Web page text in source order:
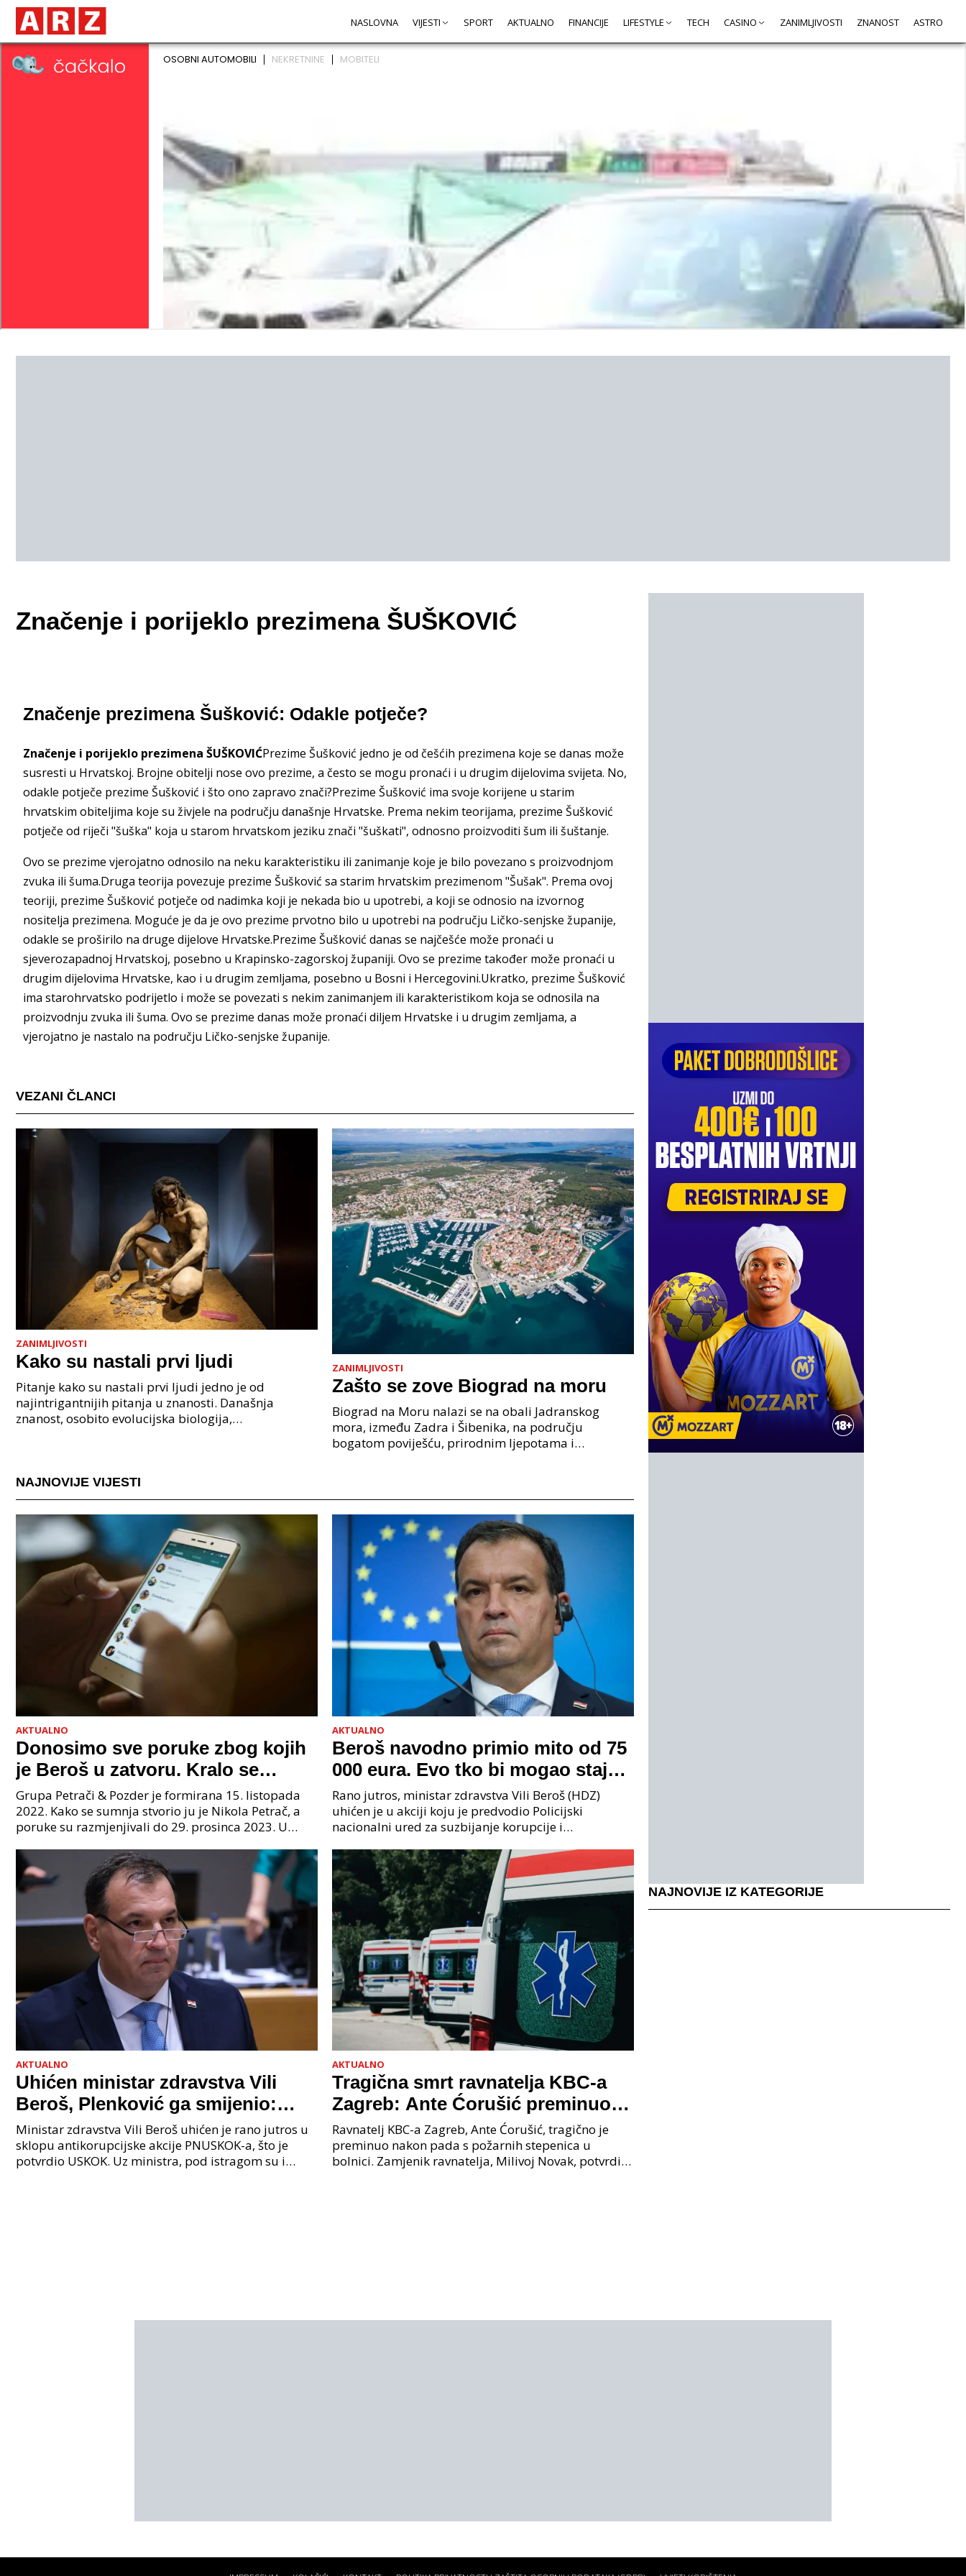
NASLOVNA VIJESTI SPORT AKTUALNO FINANCIJE LIFESTYLE TECH CASINO ZANIMLJIVOSTI ZNANOST ASTRO
Značenje i porijeklo prezimena ŠUŠKOVIĆ
Značenje prezimena Šušković: Odakle potječe?
Značenje i porijeklo prezimena ŠUŠKOVIĆPrezime Šušković jedno je od češćih prezimena koje se danas može
susresti u Hrvatskoj. Brojne obitelji nose ovo prezime, a često se mogu pronaći i u drugim dijelovima svijeta. No,
odakle potječe prezime Šušković i što ono zapravo znači?Prezime Šušković ima svoje korijene u starim
hrvatskim obiteljima koje su živjele na području današnje Hrvatske. Prema nekim teorijama, prezime Šušković
potječe od riječi "šuška" koja u starom hrvatskom jeziku znači "šuškati", odnosno proizvoditi šum ili šuštanje.
Ovo se prezime vjerojatno odnosilo na neku karakteristiku ili zanimanje koje je bilo povezano s proizvodnjom
zvuka ili šuma.Druga teorija povezuje prezime Šušković sa starim hrvatskim prezimenom "Šušak". Prema ovoj
teoriji, prezime Šušković potječe od nadimka koji je nekada bio u upotrebi, a koji se odnosio na izvornog
nositelja prezimena. Moguće je da je ovo prezime prvotno bilo u upotrebi na području Ličko-senjske županije,
odakle se proširilo na druge dijelove Hrvatske.Prezime Šušković danas se najčešće može pronaći u
sjeverozapadnoj Hrvatskoj, posebno u Krapinsko-zagorskoj županiji. Ovo se prezime također može pronaći u
drugim dijelovima Hrvatske, kao i u drugim zemljama, posebno u Bosni i Hercegovini.Ukratko, prezime Šušković
ima starohrvatsko podrijetlo i može se povezati s nekim zanimanjem ili karakteristikom koja se odnosila na
proizvodnju zvuka ili šuma. Ovo se prezime danas može pronaći diljem Hrvatske i u drugim zemljama, a
vjerojatno je nastalo na području Ličko-senjske županije.
VEZANI ČLANCI
ZANIMLJIVOSTI
Kako su nastali prvi ljudi
Pitanje kako su nastali prvi ljudi jedno je od
najintrigantnijih pitanja u znanosti. Današnja
znanost, osobito evolucijska biologija,
ZANIMLJIVOSTI
Zašto se zove Biograd na moru
Biograd na Moru nalazi se na obali Jadranskog
mora, između Zadra i Šibenika, na području
bogatom poviješću, prirodnim ljepotama i
NAJNOVIJE VIJESTI
AKTUALNO
Donosimo sve poruke zbog kojih
je Beroš u zatvoru. Kralo se
godinama. Tko će iz vlade biti
sljedeći uhićen?
Grupa Petrači & Pozder je formirana 15. listopada
2022. Kako se sumnja stvorio ju je Nikola Petrač, a
poruke su razmjenjivali do 29. prosinca 2023. U
AKTUALNO
Beroš navodno primio mito od 75
000 eura. Evo tko bi mogao stajati
na čelu zločinačkog udruženja
Rano jutros, ministar zdravstva Vili Beroš (HDZ)
uhićen je u akciji koju je predvodio Policijski
nacionalni ured za suzbijanje korupcije i
priopćenju USKOK
AKTUALNO
Uhićen ministar zdravstva Vili
Beroš, Plenković ga smijenio:
Istraga USKOK-a zbog korupcije
Ministar zdravstva Vili Beroš uhićen je rano jutros u
sklopu antikorupcijske akcije PNUSKOK-a, što je
potvrdio USKOK. Uz ministra, pod istragom su i
AKTUALNO
Tragična smrt ravnatelja KBC-a
Zagreb: Ante Ćorušić preminuo
nakon pada u bolnici, policija na
mjestu događaja
Ravnatelj KBC-a Zagreb, Ante Ćorušić, tragično je
preminuo nakon pada s požarnih stepenica u
bolnici. Zamjenik ravnatelja, Milivoj Novak, potvrdio
NAJNOVIJE IZ KATEGORIJE